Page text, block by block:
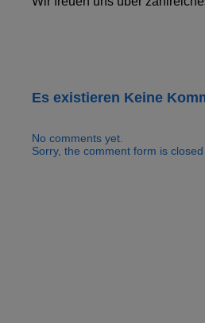
Es existieren Keine
No comments yet.
Sorry, the comment form is closed